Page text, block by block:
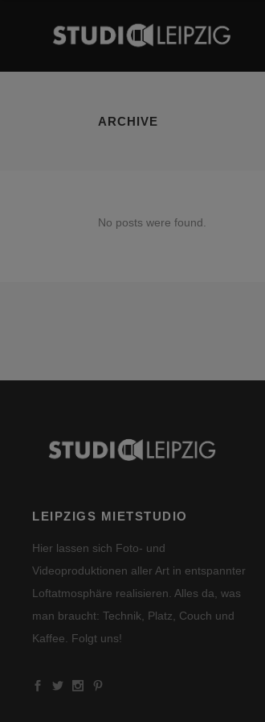
ARCHIVE
No posts were found.
LEIPZIGS MIETSTUDIO
Hier lassen sich Foto- und
Videoproduktionen aller Art in entspannter
Loftatmosphäre realisieren. Alles da, was
man braucht: Technik, Platz, Couch und
Kaffee. Folgt uns!